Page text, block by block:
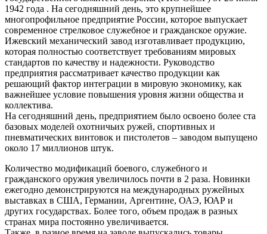
1942 года . На сегодняшний день, это крупнейшее
многопрофильное предприятие России, которое выпускает
современное стрелковое служебное и гражданское оружие.
Ижевский механический завод изготавливает продукцию,
которая полностью соответствует требованиям мировых
стандартов по качеству и надежности. Руководство
предприятия рассматривает качество продукции как
решающий фактор интеграции в мировую экономику, как
важнейшее условие повышения уровня жизни общества и
коллектива.
На сегодняшний день, предприятием было освоено более ста
базовых моделей охотничьих ружей, спортивных и
пневматических винтовок и пистолетов – заводом выпущено
около 17 миллионов штук.
Количество модификаций боевого, служебного и
гражданского оружия увеличилось почти в 2 раза. Новинки
ежегодно демонстрируются на международных ружейных
выставках в США, Германии, Аргентине, ОАЭ, ЮАР и
других государствах. Более того, объем продаж в разных
странах мира постоянно увеличивается.